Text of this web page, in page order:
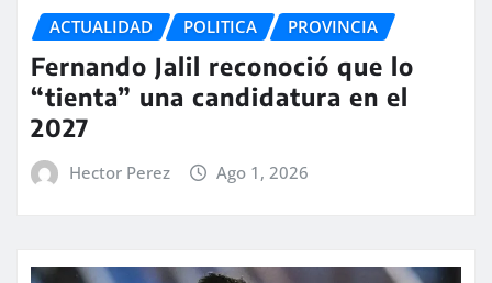
ACTUALIDAD POLITICA PROVINCIA
Fernando Jalil reconoció que lo
“tienta” una candidatura en el
2027
Hector Perez Ago 1, 2026